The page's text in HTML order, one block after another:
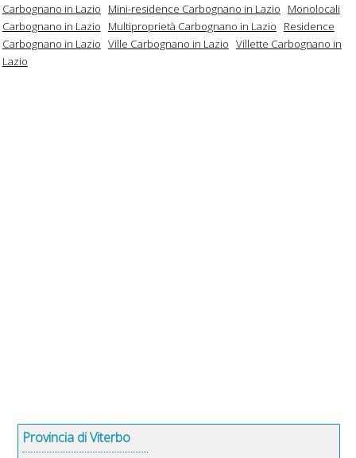
Carbognano in Lazio
Mini-residence Carbognano in Lazio
Monolocali
Carbognano in Lazio
Multiproprietà Carbognano in Lazio
Residence
Carbognano in Lazio Ville Carbognano in Lazio Villette Carbognano in
Lazio
Provincia di Viterbo